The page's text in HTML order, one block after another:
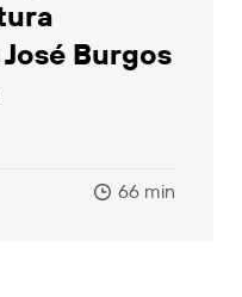
Burgos
66 min